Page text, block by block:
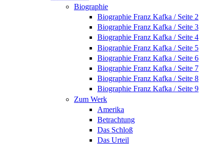
Biographie
Biographie Franz Kafka / Seite 2
Biographie Franz Kafka / Seite 3
Biographie Franz Kafka / Seite 4
Biographie Franz Kafka / Seite 5
Biographie Franz Kafka / Seite 6
Biographie Franz Kafka / Seite 7
Biographie Franz Kafka / Seite 8
Biographie Franz Kafka / Seite 9
Zum Werk
Amerika
Betrachtung
Das Schloß
Das Urteil